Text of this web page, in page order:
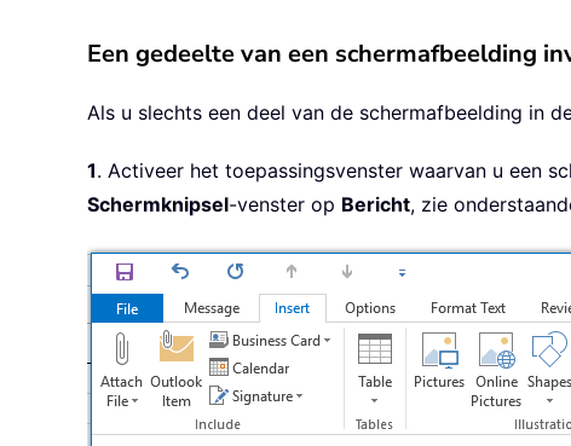
Een gedeelte van een schermafbeelding
Als u slechts een deel van de schermafbeelding in
1. Activeer het toepassingsvenster waarvan u een
Schermknipsel-venster op Bericht, zie